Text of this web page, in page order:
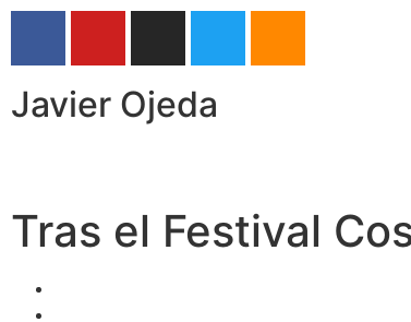
Javier Ojeda
Tras el Festival